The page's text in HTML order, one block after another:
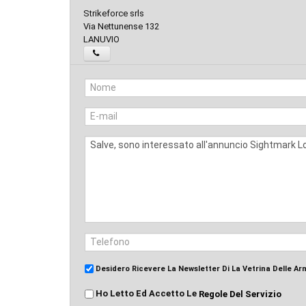
Strikeforce srls
Via Nettunense 132
LANUVIO
Desidero Ricevere La Newsletter Di La Vetrina Delle
Ho Letto Ed Accetto Le Regole Del Servizio